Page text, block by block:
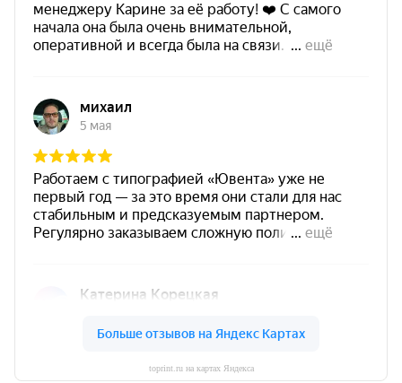
toprint.ru на картах Яндекса